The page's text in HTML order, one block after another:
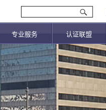
专业服务 认证联盟